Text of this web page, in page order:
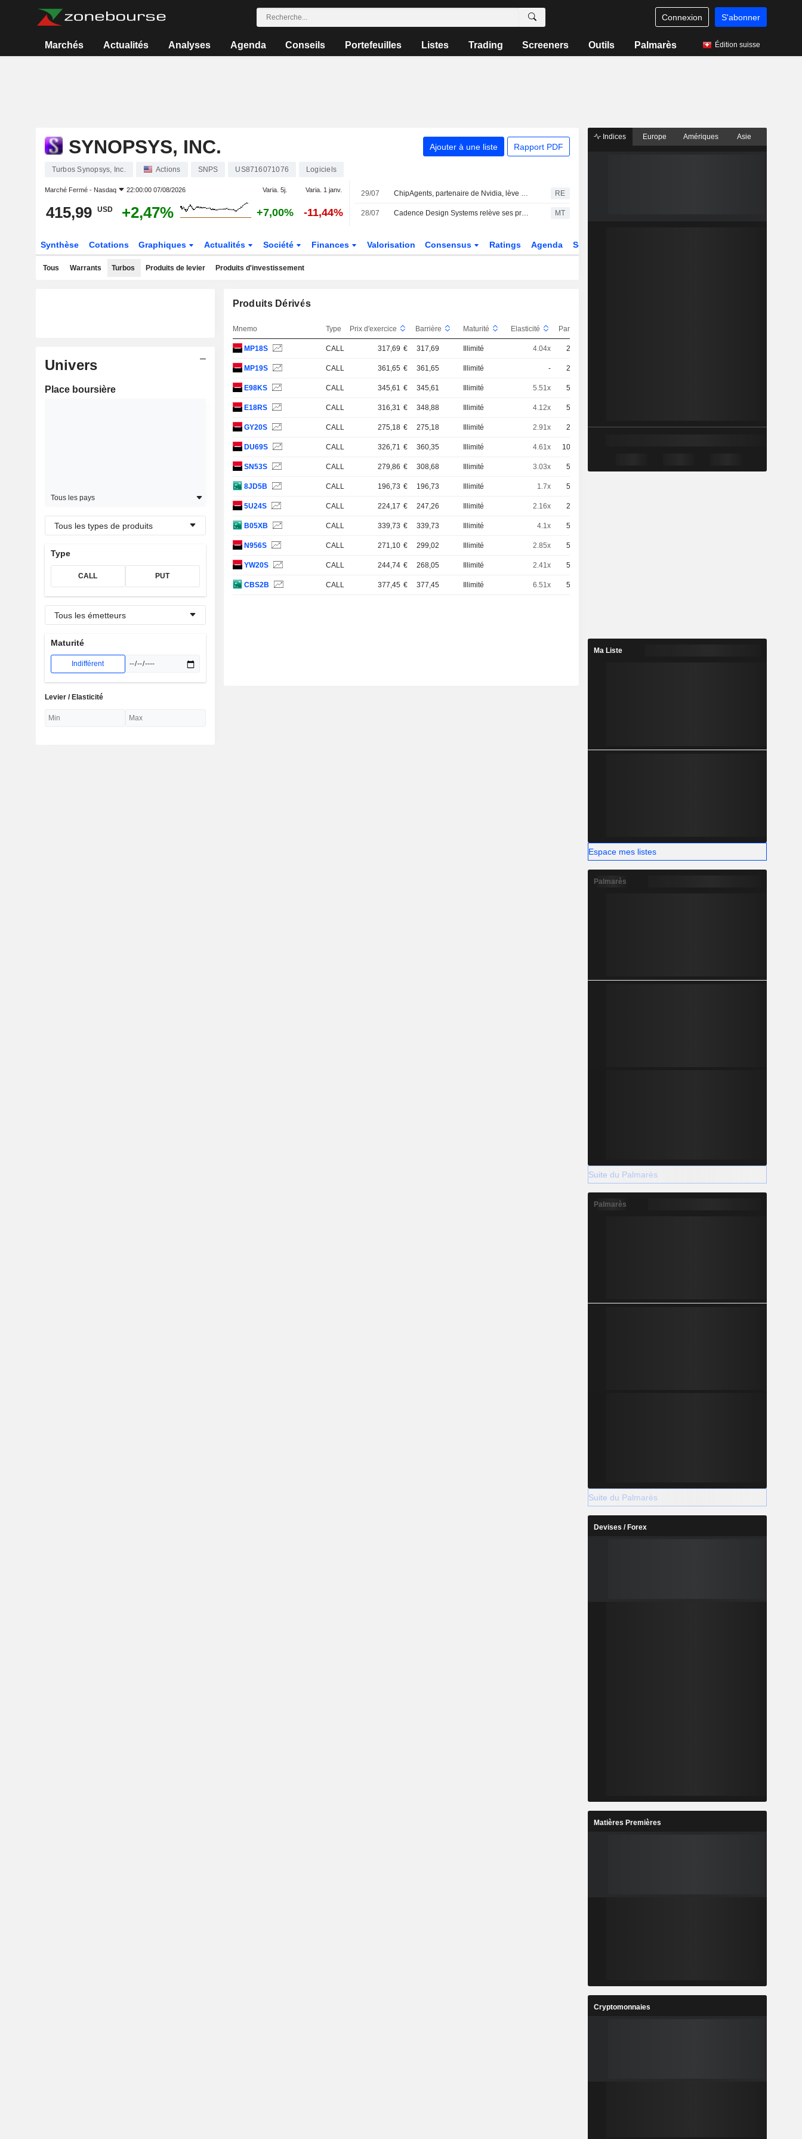
Connexion S'abonner
Marchés Actualités Analyses Agenda Conseils Portefeuilles Listes Trading Screeners Outils Palmarès Édition suisse
SYNOPSYS, INC. Ajouter à une liste Rapport PDF
Turbos Synopsys, Inc. Actions SNPS US8716071076 Logiciels
Marché Fermé - Nasdaq 22:00:00 07/08/2026 Varia. 5j. Varia. 1 janv.
415,99 USD +2,47% +7,00% -11,44%
29/07 ChipAgents, partenaire de Nvidia, lève 60 millions de dollars pour accélérer la conception de puces grâce aux agents IA RE
28/07 Cadence Design Systems relève ses prévisions annuelles après des résultats supérieurs aux attentes au deuxième trimestre MT
Synthèse Cotations Graphiques Actualités Société Finances Valorisation Consensus Ratings Agenda Secteur
Tous Warrants Turbos Produits de levier Produits d'investissement
Univers
Place boursière
Tous les pays
Tous les types de produits
Type
CALL PUT
Tous les émetteurs
Maturité
Indifférent
Levier / Elasticité
Produits Dérivés
Mnemo Type Prix d'exercice Barrière Maturité Elasticité Parité
MP18S CALL 317,69 € 317,69 Illimité 4.04x 20
MP19S CALL 361,65 € 361,65 Illimité - 20
E98KS CALL 345,61 € 345,61 Illimité 5.51x 50
E18RS CALL 316,31 € 348,88 Illimité 4.12x 50
GY20S CALL 275,18 € 275,18 Illimité 2.91x 20 -EUR
DU69S CALL 326,71 € 360,35 Illimité 4.61x 100
SN53S CALL 279,86 € 308,68 Illimité 3.03x 50
8JD5B CALL 196,73 € 196,73 Illimité 1.7x 50
5U24S CALL 224,17 € 247,26 Illimité 2.16x 20
B05XB CALL 339,73 € 339,73 Illimité 4.1x 50
N956S CALL 271,10 € 299,02 Illimité 2.85x 50
YW20S CALL 244,74 € 268,05 Illimité 2.41x 50
CBS2B CALL 377,45 € 377,45 Illimité 6.51x 50
Indices Europe Amériques Asie
Ma Liste
Espace mes listes
Palmarès
Suite du Palmarès
Palmarès
Suite du Palmarès
Devises / Forex
Matières Premières
Cryptomonnaies